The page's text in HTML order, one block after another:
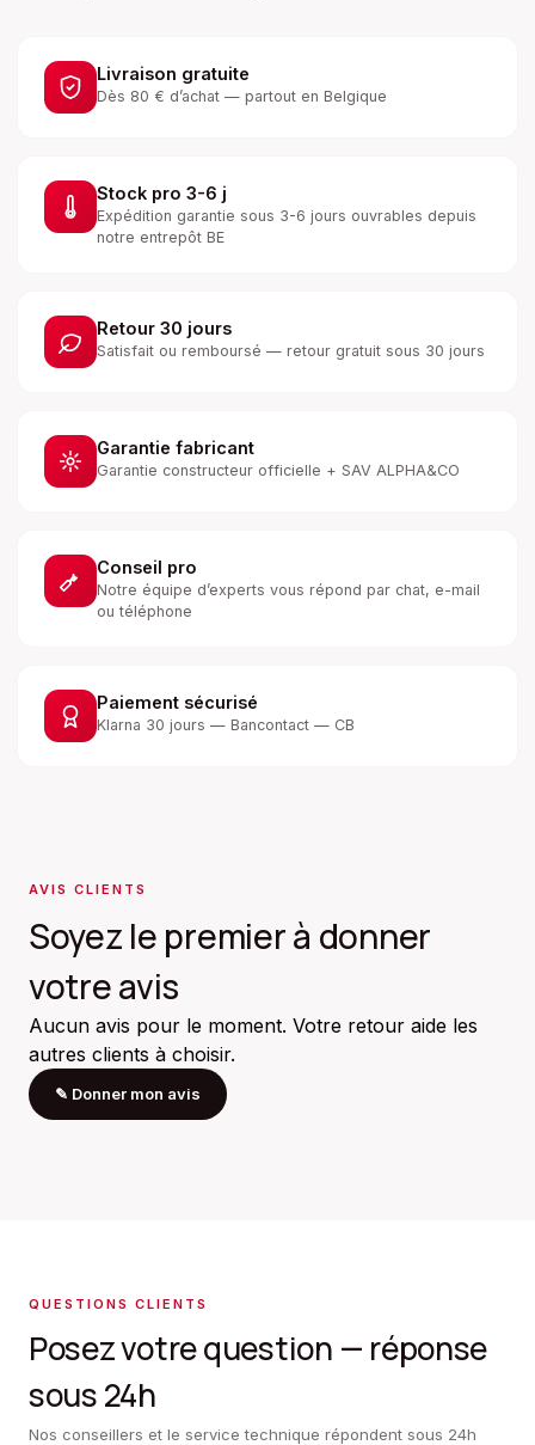
Livraison gratuite
Dès 80 € d’achat — partout en Belgique
Stock pro 3-6 j
Expédition garantie sous 3-6 jours ouvrables depuis
notre entrepôt BE
Retour 30 jours
Satisfait ou remboursé — retour gratuit sous 30 jours
Garantie fabricant
Garantie constructeur officielle + SAV ALPHA&CO
Conseil pro
Notre équipe d’experts vous répond par chat, e-mail
ou téléphone
Paiement sécurisé
Klarna 30 jours — Bancontact — CB
AVIS CLIENTS
Soyez le premier à donner
votre avis
Aucun avis pour le moment. Votre retour aide les
autres clients à choisir.
✎ Donner mon avis
QUESTIONS CLIENTS
Posez votre question — réponse
sous 24h
Nos conseillers et le service technique répondent sous 24h